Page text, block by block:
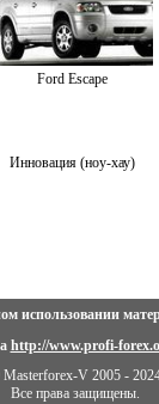
Ford Escape
Инновация (ноу-хау)
использовании
http://www.profi-
V 2005 -
Все права защищены.